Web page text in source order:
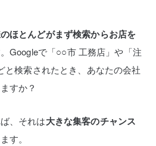
ほとんどがまず検索からお店を
Googleで「○○市 工務店」や「注
と検索されたとき、あなたの会社
すか？
、それは大きな集客のチャンス
す。